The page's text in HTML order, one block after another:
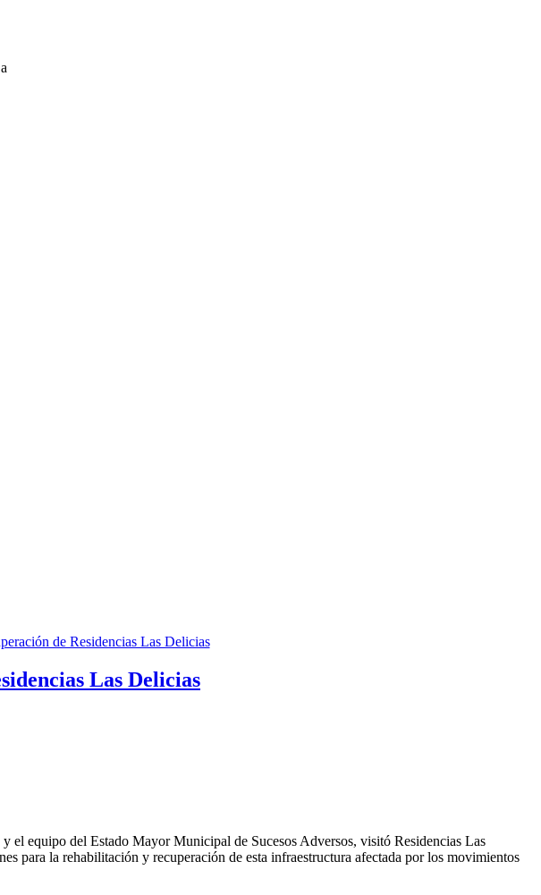
Las Delicias
el equipo del Estado Mayor Municipal de Sucesos Adversos, visitó Residencias Las
para la rehabilitación y recuperación de esta infraestructura afectada por los movimientos